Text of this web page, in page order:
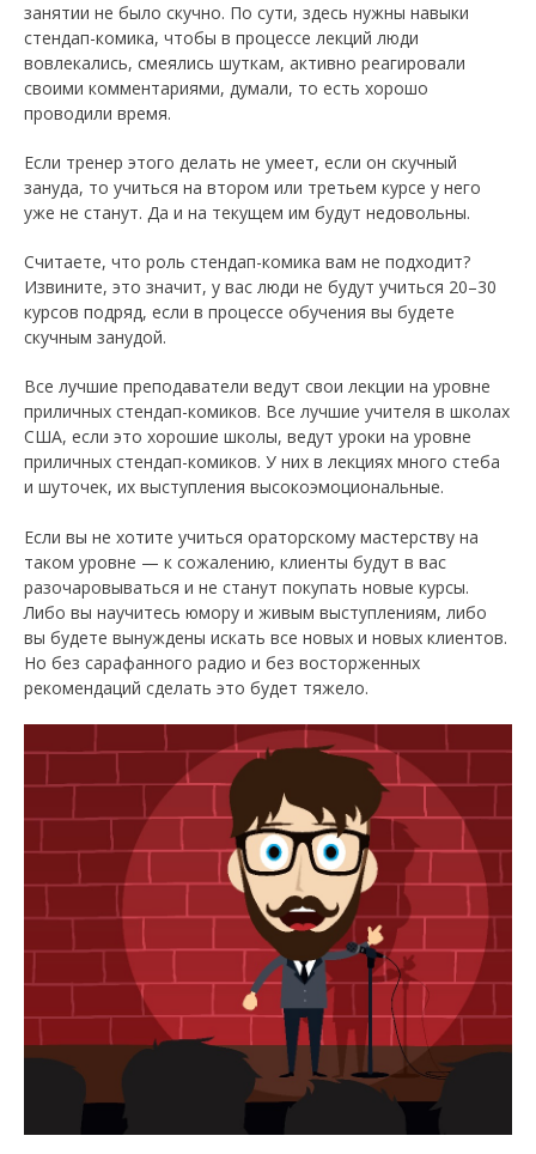
занятии не было скучно. По сути, здесь нужны навыки
стендап-комика, чтобы в процессе лекций люди
вовлекались, смеялись шуткам, активно реагировали
своими комментариями, думали, то есть хорошо
проводили время.
Если тренер этого делать не умеет, если он скучный
зануда, то учиться на втором или третьем курсе у него
уже не станут. Да и на текущем им будут недовольны.
Считаете, что роль стендап-комика вам не подходит?
Извините, это значит, у вас люди не будут учиться 20–30
курсов подряд, если в процессе обучения вы будете
скучным занудой.
Все лучшие преподаватели ведут свои лекции на уровне
приличных стендап-комиков. Все лучшие учителя в школах
США, если это хорошие школы, ведут уроки на уровне
приличных стендап-комиков. У них в лекциях много стеба
и шуточек, их выступления высокоэмоциональные.
Если вы не хотите учиться ораторскому мастерству на
таком уровне — к сожалению, клиенты будут в вас
разочаровываться и не станут покупать новые курсы.
Либо вы научитесь юмору и живым выступлениям, либо
вы будете вынуждены искать все новых и новых клиентов.
Но без сарафанного радио и без восторженных
рекомендаций сделать это будет тяжело.